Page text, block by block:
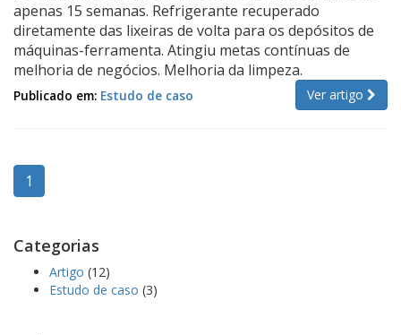
apenas 15 semanas. Refrigerante recuperado
diretamente das lixeiras de volta para os depósitos de
máquinas-ferramenta. Atingiu metas contínuas de
melhoria de negócios. Melhoria da limpeza.
Ver artigo
Publicado em: Estudo de caso
1
Categorias
Artigo (12)
Estudo de caso (3)